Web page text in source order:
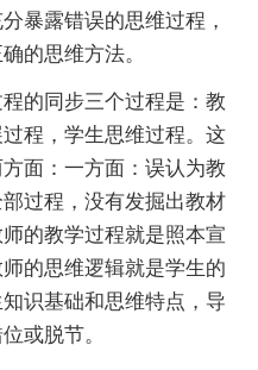
暴露错误的思维过程，
的思维方法。
的同步三个过程是：教
程，学生思维过程。这
面：一方面：误认为教
过程，没有发掘出教材
的教学过程就是照本宣
的思维逻辑就是学生的
识基础和思维特点，导
或脱节。